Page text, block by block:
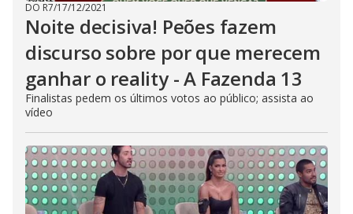
DO R7/17/12/2021
Noite decisiva! Peões fazem
discurso sobre por que merecem
ganhar o reality - A Fazenda 13
Finalistas pedem os últimos votos ao público; assista ao
vídeo